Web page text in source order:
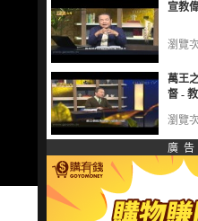
宣教
瀏覽
萬王
督 -
瀏覽
廣 告